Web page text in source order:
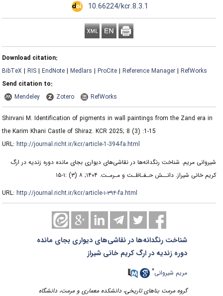
‎ 10.66224/kcr.8.3.1
Download citation:
BibTeX |RIS |EndNote |Medlars |ProCite |Reference Manager |RefWorks
Send citation to:
Mendeley
Zotero RefWorks
Shirvani M. Identification of pigments in wall paintings from the Zand era in
the Karim Khani Castle of Shiraz. KCR 2025; 8 (3) :1-15
URL:http://journal.richt.ir/kcr/article-1-394-fa.html
شیروانی مریم. شناخت رنگدانه‌ها در نقاشی‌های دیواری بجای مانده دوره زندیه در ارگ
کریم خانی شیراز. دانــش حـفـاظـت و مـرمـت. ۱۴۰۴; ۸ (۳) :۱-۱۵
URL:http://journal.richt.ir/kcr/article-۱-۳۹۴-fa.html
شناخت رنگدانه‌ها در نقاشی‌های دیواری بجای مانده
دوره زندیه در ارگ کریم خانی شیراز
مریم شیروانی
گروه مرمت بناهای تاریخی، دانشکده معماری و مرمت، دانشگاه